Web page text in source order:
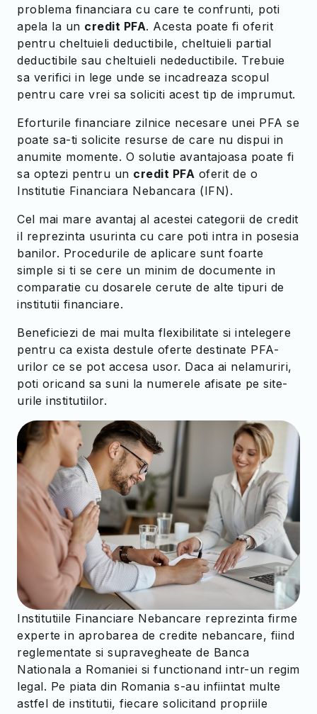
problema financiara cu care te confrunti, poti
apela la un credit PFA. Acesta poate fi oferit
pentru cheltuieli deductibile, cheltuieli partial
deductibile sau cheltuieli nedeductibile. Trebuie
sa verifici in lege unde se incadreaza scopul
pentru care vrei sa soliciti acest tip de imprumut.
Eforturile financiare zilnice necesare unei PFA se
poate sa-ti solicite resurse de care nu dispui in
anumite momente. O solutie avantajoasa poate fi
sa optezi pentru un credit PFA oferit de o
Institutie Financiara Nebancara (IFN).
Cel mai mare avantaj al acestei categorii de credit
il reprezinta usurinta cu care poti intra in posesia
banilor. Procedurile de aplicare sunt foarte
simple si ti se cere un minim de documente in
comparatie cu dosarele cerute de alte tipuri de
institutii financiare.
Beneficiezi de mai multa flexibilitate si intelegere
pentru ca exista destule oferte destinate PFA-
urilor ce se pot accesa usor. Daca ai nelamuriri,
poti oricand sa suni la numerele afisate pe site-
urile institutiilor.
Institutiile Financiare Nebancare reprezinta firme
experte in aprobarea de credite nebancare, fiind
reglementate si supravegheate de Banca
Nationala a Romaniei si functionand intr-un regim
legal. Pe piata din Romania s-au infiintat multe
astfel de institutii, fiecare solicitand propriile